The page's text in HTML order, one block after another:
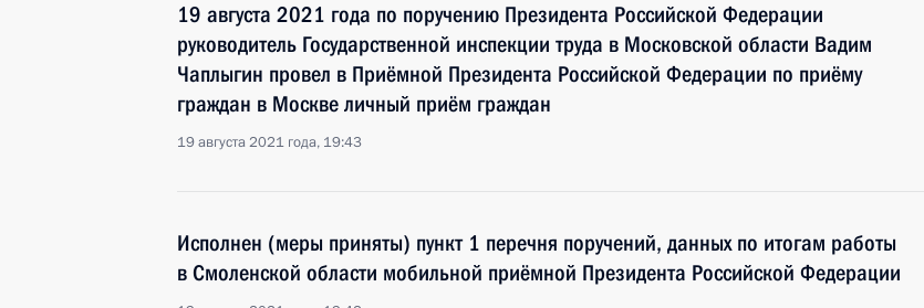
19 августа 2021 года по поручению Президента Российской Федерации
руководитель Государственной инспекции труда в Московской области Вадим
Чаплыгин провел в Приёмной Президента Российской Федерации по приёму
граждан в Москве личный приём граждан
19 августа 2021 года, 19:43
Исполнен (меры приняты) пункт 1 перечня поручений, данных по итогам работы
в Смоленской области мобильной приёмной Президента Российской Федерации